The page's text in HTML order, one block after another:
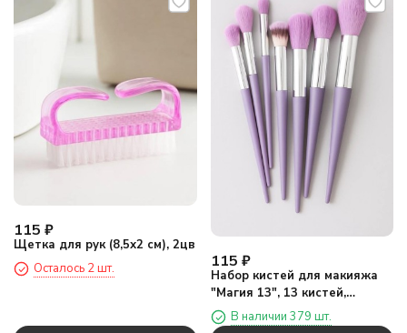
115 ₽
Щетка для рук (8,5х2 см), 2цв
Осталось 2 шт.
115 ₽
Набор кистей для макияжа
"Магия 13", 13 кистей,
фиолетовый
В наличии 379 шт.